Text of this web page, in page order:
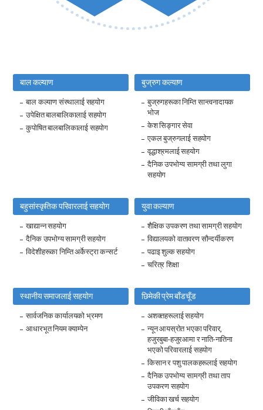
बाल कल्याण
बाल कल्याण संस्थालाई सहयोग
उपेक्षित बालबालिकालाई सहयोग
कुपोषित बालबालिकालाई सहयोग
बुज्रुग कल्याण
बुज्रुगहरूका निम्ति सान्त्वनादायक
भोज
केश सिङ्गार सेवा
एकल बुज्रुगलाई सहयोग
वृद्धाश्रमलाई सहयोग
दैनिक उपभोग्य सामग्री तथा लुगा
सहयोग
बहुसांस्कृतिक परिवारलाई सहयोग
खाद्यान्न सहयोग
दैनिक उपभोग्य सामग्री सहयोग
विदेशीहरूका निम्ति अर्केस्ट्रा कन्सर्ट
युवा कल्याण
शैक्षिक उपकरण तथा सामग्री सहयोग
विद्यालयको वातावरण सौन्दर्यीकरण
पढाइ शुल्क सहयोग
चरित्र शिक्षा
स्थानीय समाजलाई सहयोग
सार्वजनिक कार्यालयको भ्रमण
आधारभूत नियम क्याम्पेन
छिमेकी प्रेम बाँडचूँड
अशक्तहरूलाई सहयोग
न्यून आयस्रोत भएका परिवार,
हजुरबुबा-हजुरआमा र नाति-नातिना
भएको परिवारलाई सहयोग
किसान र पशु पालकहरूलाई सहयोग
दैनिक उपभोग्य सामग्री तथा ताप
उपकरण सहयोग
जीविका खर्च सहयोग